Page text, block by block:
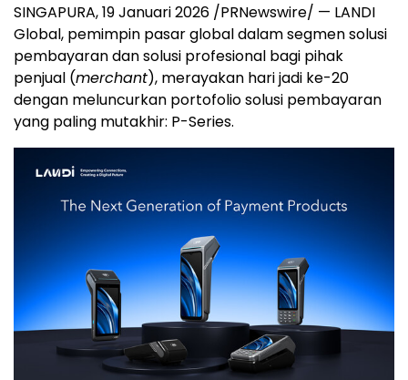
SINGAPURA, 19 Januari 2026 /PRNewswire/ — LANDI
Global, pemimpin pasar global dalam segmen solusi
pembayaran dan solusi profesional bagi pihak
penjual (merchant), merayakan hari jadi ke-20
dengan meluncurkan portofolio solusi pembayaran
yang paling mutakhir: P-Series.